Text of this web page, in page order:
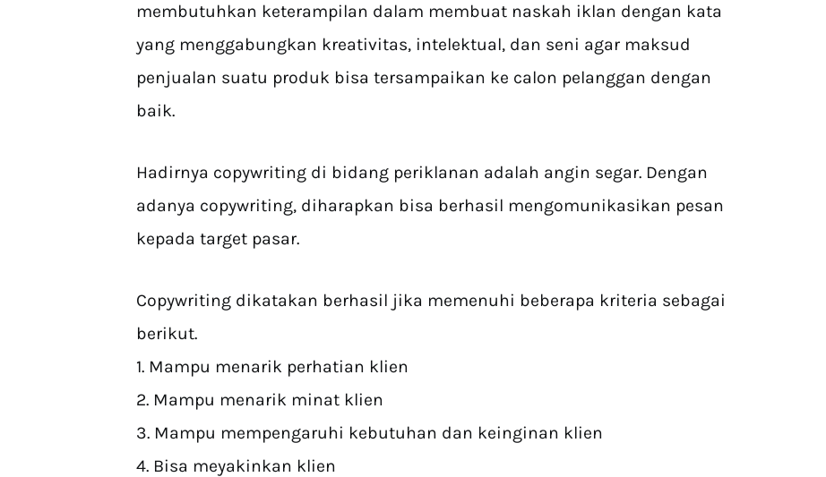
membutuhkan keterampilan dalam membuat naskah iklan dengan kata
yang menggabungkan kreativitas, intelektual, dan seni agar maksud
penjualan suatu produk bisa tersampaikan ke calon pelanggan dengan
baik.
Hadirnya copywriting di bidang periklanan adalah angin segar. Dengan
adanya copywriting, diharapkan bisa berhasil mengomunikasikan pesan
kepada target pasar.
Copywriting dikatakan berhasil jika memenuhi beberapa kriteria sebagai
berikut.
1. Mampu menarik perhatian klien
2. Mampu menarik minat klien
3. Mampu mempengaruhi kebutuhan dan keinginan klien
4. Bisa meyakinkan klien